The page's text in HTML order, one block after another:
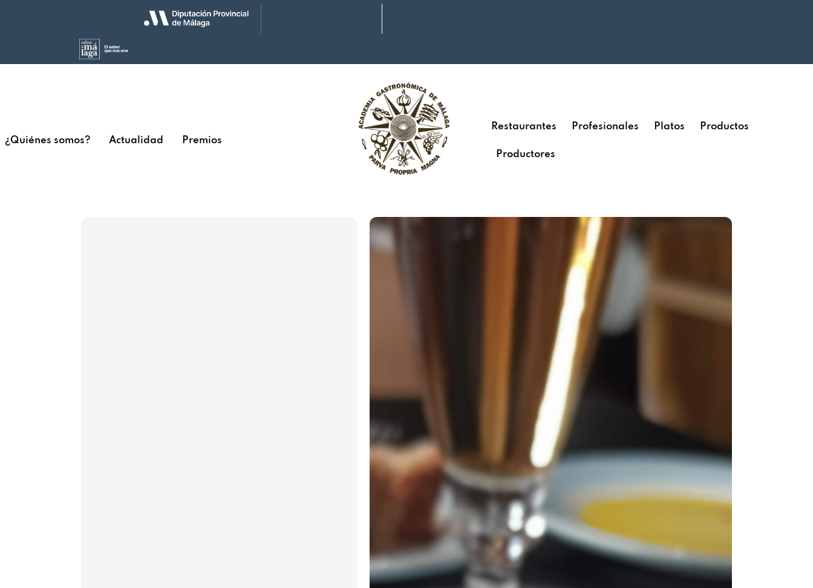
¿Quiénes somos? Actualidad Premios
Restaurantes Profesionales Platos Productos
Productores